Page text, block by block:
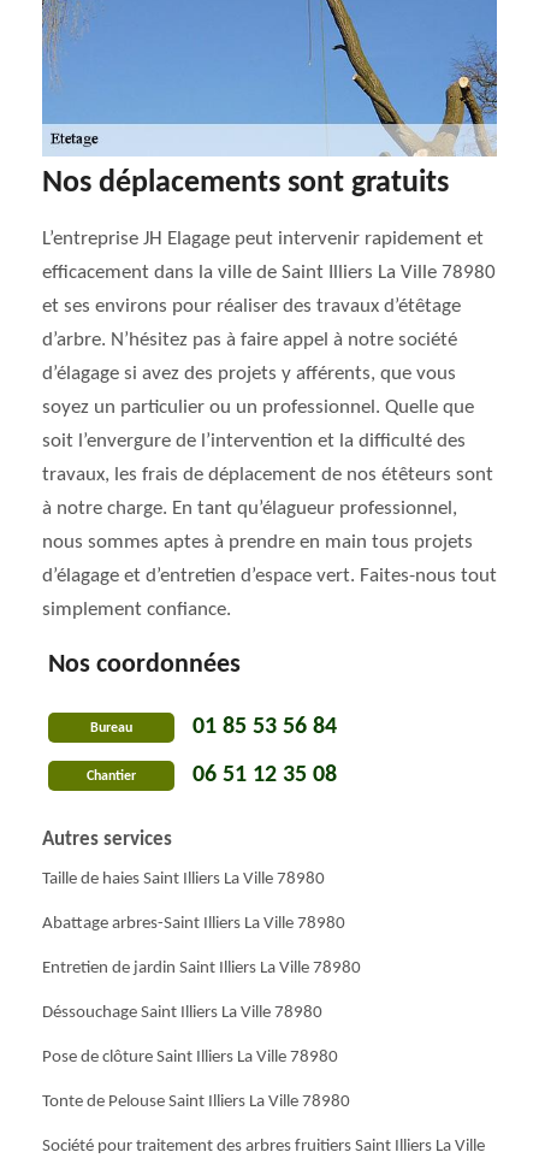
Nos déplacements sont gratuits
L’entreprise JH Elagage peut intervenir rapidement et
efficacement dans la ville de Saint Illiers La Ville 78980
et ses environs pour réaliser des travaux d’étêtage
d’arbre. N’hésitez pas à faire appel à notre société
d’élagage si avez des projets y afférents, que vous
soyez un particulier ou un professionnel. Quelle que
soit l’envergure de l’intervention et la difficulté des
travaux, les frais de déplacement de nos étêteurs sont
à notre charge. En tant qu’élagueur professionnel,
nous sommes aptes à prendre en main tous projets
d’élagage et d’entretien d’espace vert. Faites-nous tout
simplement confiance.
Nos coordonnées
Bureau 01 85 53 56 84
Chantier 06 51 12 35 08
Autres services
Taille de haies Saint Illiers La Ville 78980
Abattage arbres-Saint Illiers La Ville 78980
Entretien de jardin Saint Illiers La Ville 78980
Déssouchage Saint Illiers La Ville 78980
Pose de clôture Saint Illiers La Ville 78980
Tonte de Pelouse Saint Illiers La Ville 78980
Société pour traitement des arbres fruitiers Saint Illiers La Ville